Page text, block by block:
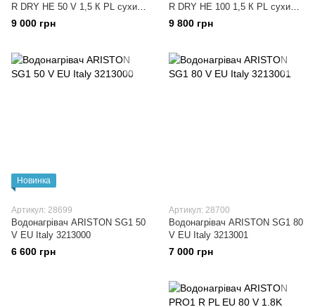
R DRY HE 50 V 1,5 К PL сухий
тен
9 000 грн
R DRY HE 100 1,5 К PL сухий
тен
9 800 грн
Новинка
Артикул: 28699
Водонагрівач ARISTON SG1 50
V EU Italy 3213000
6 600 грн
Артикул: 28700
Водонагрівач ARISTON SG1 80
V EU Italy 3213001
7 000 грн